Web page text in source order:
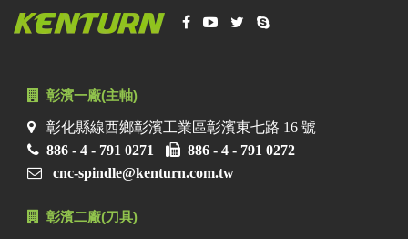
彰濱一廠(主軸)
彰化縣線西鄉彰濱工業區彰濱東七路 16 號
886 - 4 - 791 0271
886 - 4 - 791 0272
cnc-spindle@kenturn.com.tw
彰濱二廠(刀具)